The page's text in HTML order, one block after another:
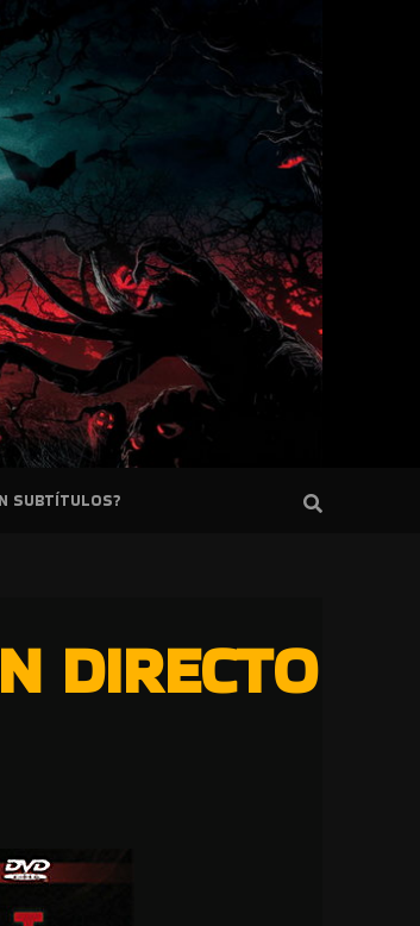
SUBTÍTULOS?
DIRECTO